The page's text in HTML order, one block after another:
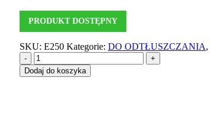
PRODUKT DOSTĘPNY
SKU: E250 Kategorie: DO ODTŁUSZCZANIA,
-
+
Dodaj do koszyka